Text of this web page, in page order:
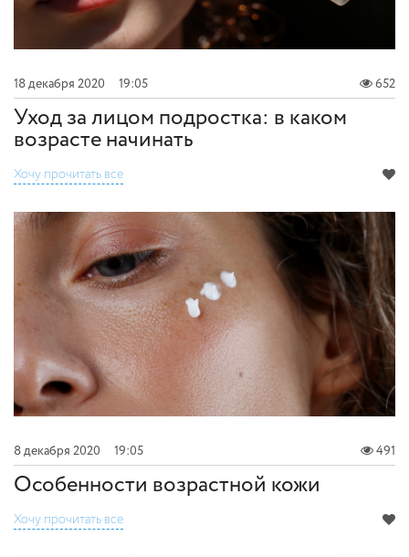
18 декабря 2020 19:05 652
Уход за лицом подростка: в каком
возрасте начинать
Хочу прочитать все
8 декабря 2020 19:05 491
Особенности возрастной кожи
Хочу прочитать все